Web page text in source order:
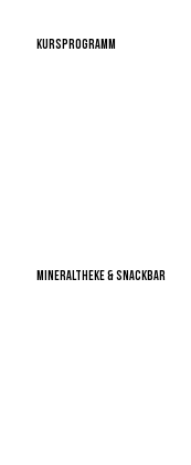
KURSPROGRAMM
MINERALTHEKE & SNACKBAR